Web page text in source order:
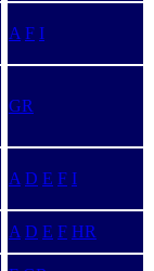
A F I
GR
A D E F I
A D E F HR